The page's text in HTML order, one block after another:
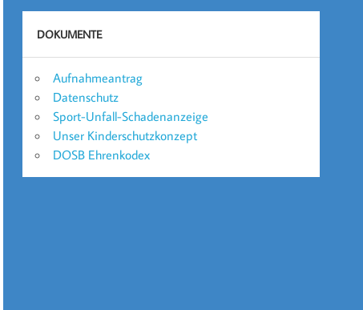
DOKUMENTE
Aufnahmeantrag
Datenschutz
Sport-Unfall-Schadenanzeige
Unser Kinderschutzkonzept
DOSB Ehrenkodex